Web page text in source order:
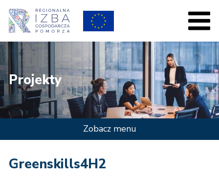
Projekty
Zobacz menu
Greenskills4H2